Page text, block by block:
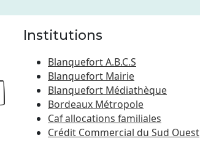
Institutions
Blanquefort A.B.C.S
Blanquefort Mairie
Blanquefort Médiathèque
Bordeaux Métropole
Caf allocations familiales
Crédit Commercial du Sud Ouest